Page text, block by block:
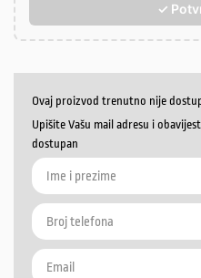
✓
Ovaj proizvod trenutno nije
Upišite Vašu mail adresu i
dostupan